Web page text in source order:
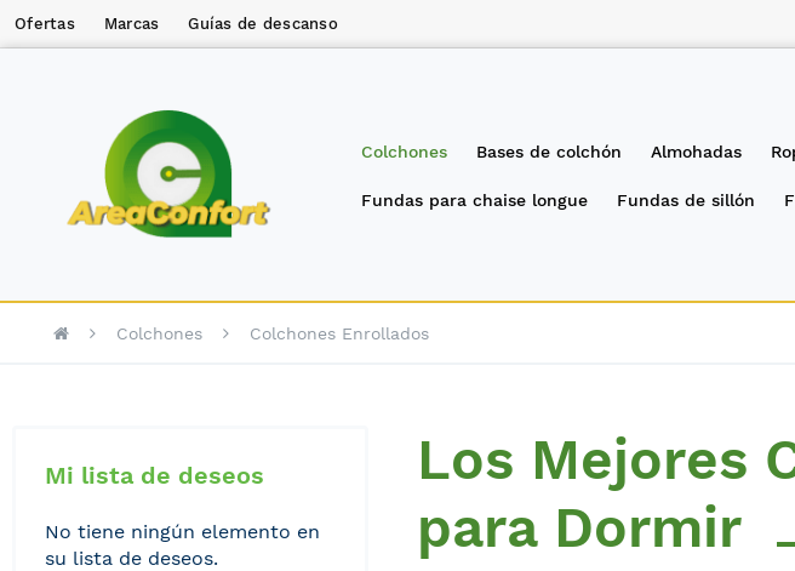
Ofertas Marcas Guías de descanso
Colchones Bases de colchón Almohadas
Fundas para chaise longue Fundas de sillón
Colchones Colchones Enrollados
Los Mejores
para Dormir
Mi lista de deseos
No tiene ningún elemento en
su lista de deseos.